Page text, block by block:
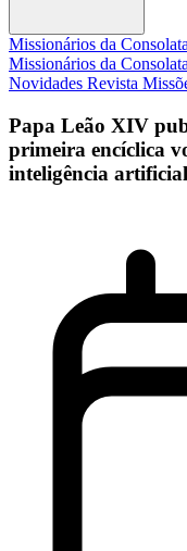
Missionários da Consolata
Missionários da Consolata
Novidades Revista
Papa Leão XIV
primeira encíclica
inteligência artificial